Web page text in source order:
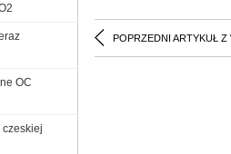
POPRZEDNI ARTYKUŁ Z
OC
czeskiej